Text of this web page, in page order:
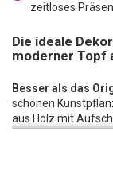
zeitloses
Die ideale
moderner Topf
Besser als das
schönen
aus Holz mit
unterscheiden.